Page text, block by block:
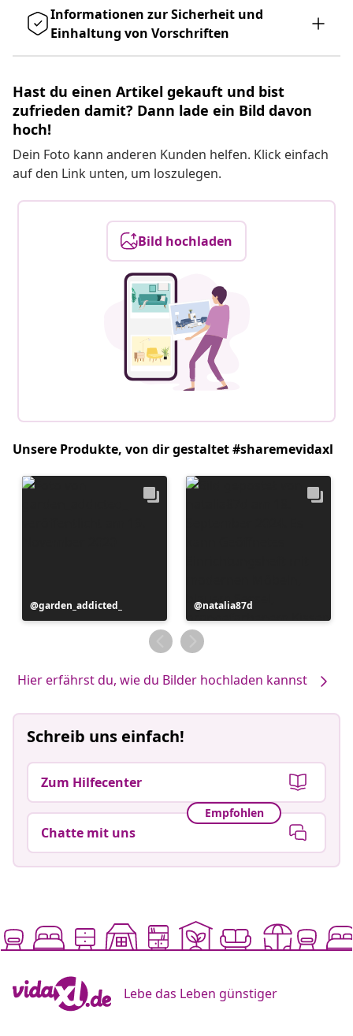
Informationen zur Sicherheit und
Einhaltung von Vorschriften
Hast du einen Artikel gekauft und bist
zufrieden damit? Dann lade ein Bild davon
hoch!
Dein Foto kann anderen Kunden helfen. Klick einfach
auf den Link unten, um loszulegen.
Bild hochladen
Unsere Produkte, von dir gestaltet #sharemevidaxl
Beitrag
veröffentlicht
garden_addicted_
Beitrag
veröffentlicht
von
natalia87d
Hier erfährst du, wie du Bilder hochladen kannst
Schreib uns einfach!
Zum Hilfecenter
Empfohlen
Chatte mit uns
Lebe das Leben günstiger